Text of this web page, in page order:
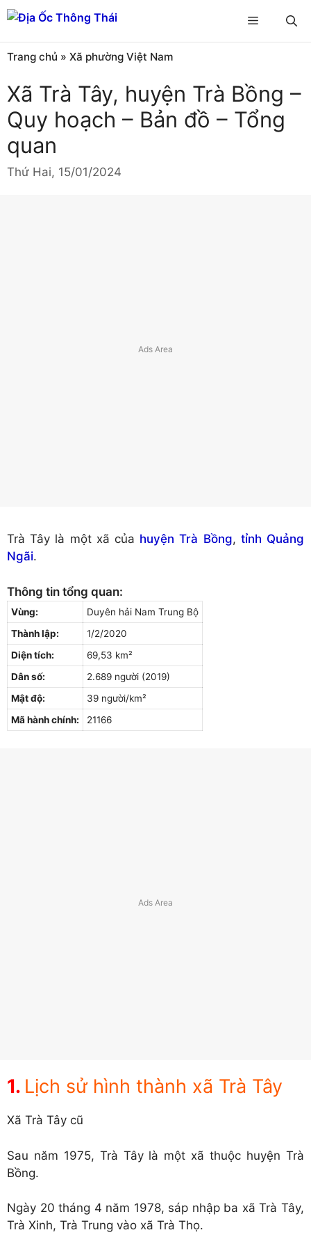
Chuyển
đến
nội
dung
Menu
Trang chủ » Xã phường Việt Nam
Xã Trà Tây, huyện Trà Bồng –
Quy hoạch – Bản đồ – Tổng
quan
Thứ Hai, 15/01/2024
Trà Tây là một xã của huyện Trà Bồng, tỉnh Quảng
Ngãi.
Thông tin tổng quan:
Vùng:
Duyên hải Nam Trung Bộ
Thành lập:
1/2/2020
Diện tích:
69,53 km²
Dân số:
2.689 người (2019)
Mật độ:
39 người/km²
Mã hành chính:
21166
Lịch sử hình thành xã Trà Tây
Xã Trà Tây cũ
Sau năm 1975, Trà Tây là một xã thuộc huyện Trà
Bồng.
Ngày 20 tháng 4 năm 1978, sáp nhập ba xã Trà Tây,
Trà Xinh, Trà Trung vào xã Trà Thọ.